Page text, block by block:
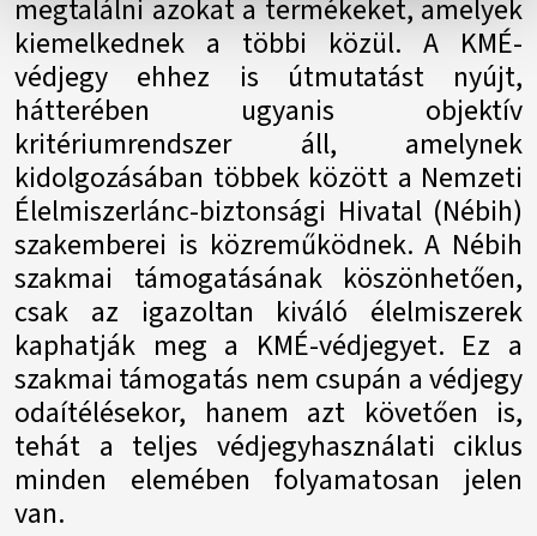
megtalálni azokat a termékeket, amelyek
kiemelkednek a többi közül. A KMÉ-
védjegy ehhez is útmutatást nyújt,
hátterében ugyanis objektív
kritériumrendszer áll, amelynek
kidolgozásában többek között a Nemzeti
Élelmiszerlánc-biztonsági Hivatal (Nébih)
szakemberei is közreműködnek. A Nébih
szakmai támogatásának köszönhetően,
csak az igazoltan kiváló élelmiszerek
kaphatják meg a KMÉ-védjegyet. Ez a
szakmai támogatás nem csupán a védjegy
odaítélésekor, hanem azt követően is,
tehát a teljes védjegyhasználati ciklus
minden elemében folyamatosan jelen
van.